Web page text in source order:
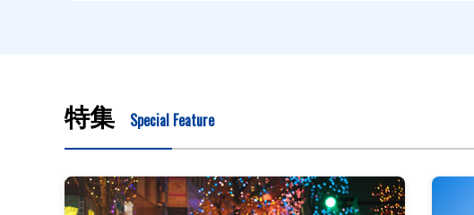
特集 Special Feature